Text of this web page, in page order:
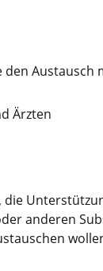
Austausch
Ärzten
anderen